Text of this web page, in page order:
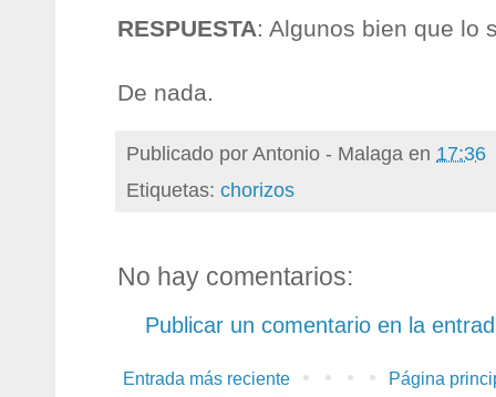
RESPUESTA: Algunos bien que lo
De nada.
Publicado porAntonio - Malaga en 17:36
Etiquetas: chorizos
No hay comentarios:
Publicar un comentario en la
Entrada más reciente Página